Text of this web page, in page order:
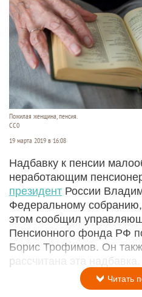
Пожилая женщина, пенсия.
СС0
19 марта 2019 в 16:08
Надбавку к пенсии
неработающим
президент России
Федеральному
этом сообщил
Пенсионного фонда РФ
Борис Трофимов. Он
рассчитана эта надбавка.
Читать